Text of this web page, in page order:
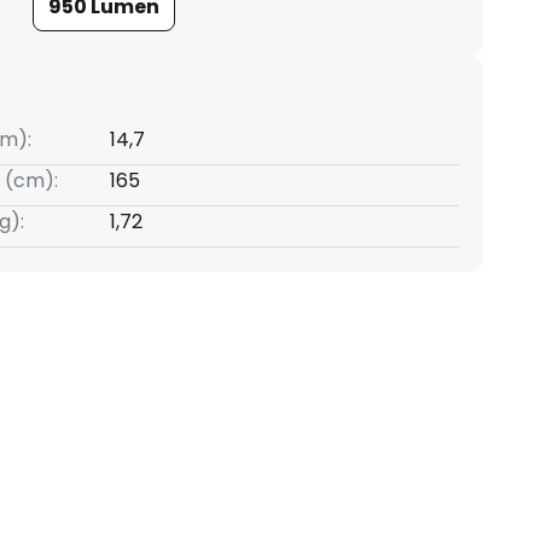
950 Lumen
14,7
(cm):
165
1,72